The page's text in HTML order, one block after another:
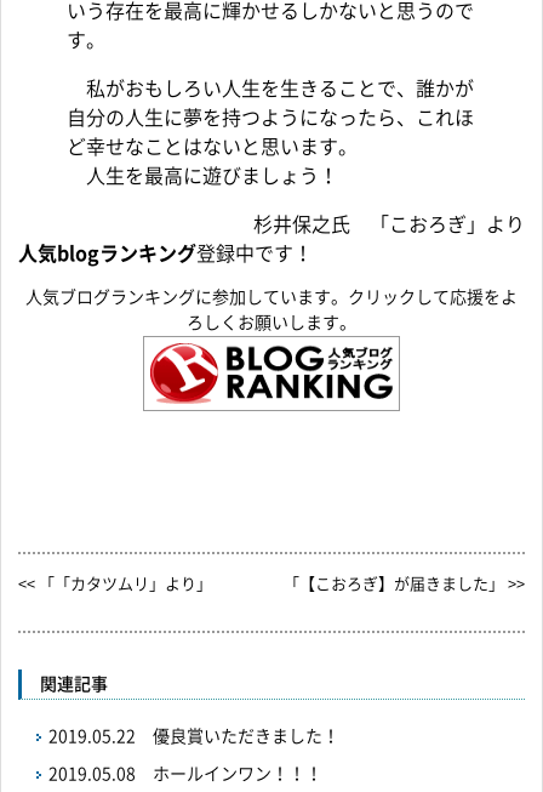
いう存在を最高に輝かせるしかないと思うので
す。
私がおもしろい人生を生きることで、誰かが
自分の人生に夢を持つようになったら、これほ
ど幸せなことはないと思います。
人生を最高に遊びましょう！
杉井保之氏 「こおろぎ」より
人気blogランキング登録中です！
人気ブログランキングに参加しています。クリックして応援をよ
ろしくお願いします。
<< 「「カタツムリ」より」 「【こおろぎ】が届きました」 >>
関連記事
2019.05.22 優良賞いただきました！
2019.05.08 ホールインワン！！！